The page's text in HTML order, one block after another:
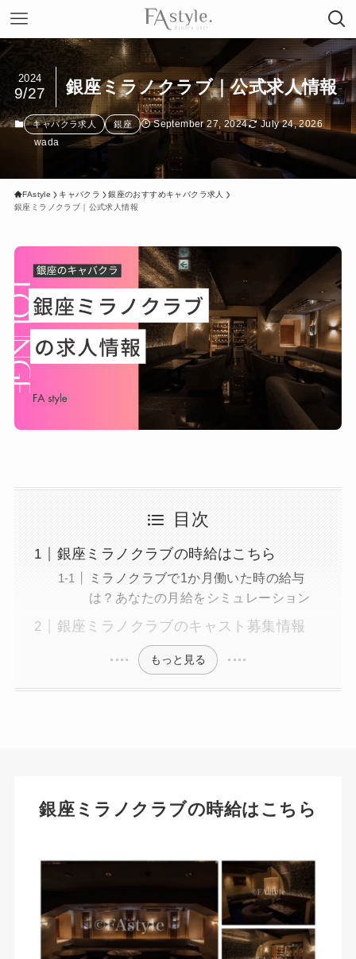
銀座ミラノクラブ｜公式求人情報
2024
9/27
キャバクラ求人 銀座 September 27, 2024
July 24, 2026
wada
FAstyle キャバクラ
銀座のおすすめキャバクラ求人
銀座ミラノクラブ｜公式求人情報
目次
銀座ミラノクラブの時給はこちら
ミラノクラブで1か月働いた時の給与
は？あなたの月給をシミュレーション
銀座ミラノクラブのキャスト募集情報
もっと見る
銀座ミラノクラブの時給はこちら